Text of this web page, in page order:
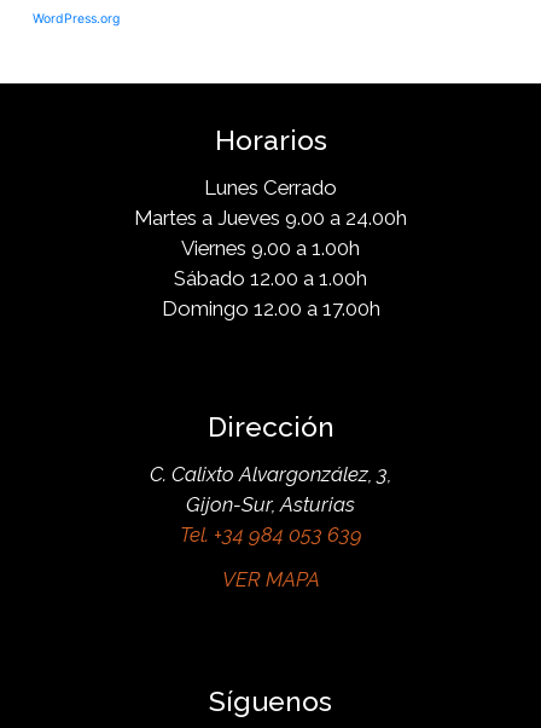
WordPress.org
Horarios
Lunes Cerrado
Martes a Jueves 9.00 a 24.00h
Viernes 9.00 a 1.00h
Sábado 12.00 a 1.00h
Domingo 12.00 a 17.00h
Dirección
C. Calixto Alvargonzález, 3,
Gijon-Sur, Asturias
Tel. +34 984 053 639
VER MAPA
Síguenos